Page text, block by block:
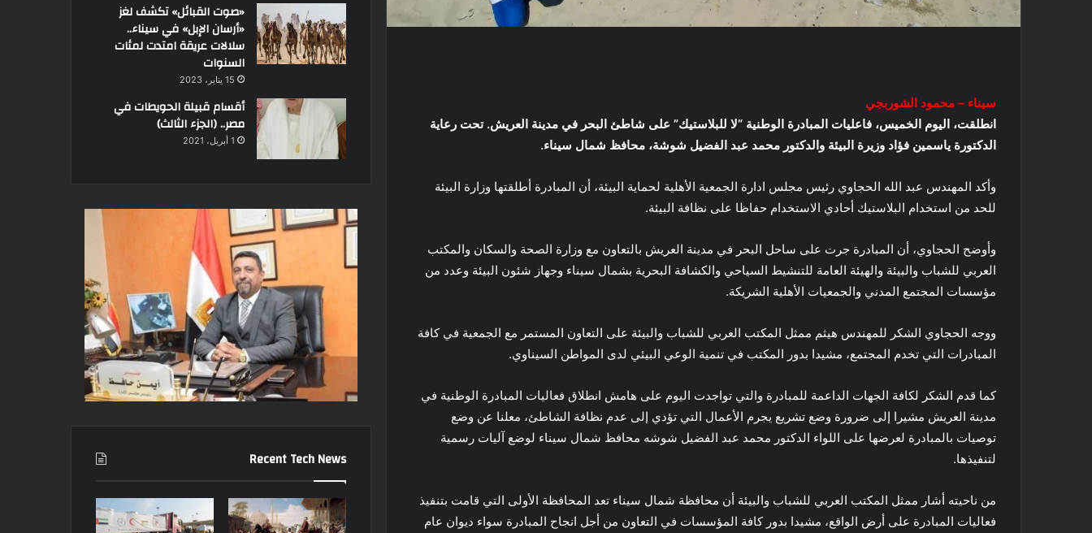
سيناء – محمود الشوربجي
انطلقت، اليوم الخميس، فاعليات المبادرة الوطنية “لا للبلاستيك” على شاطئ البحر في مدينة العريش. تحت رعاية
الدكتورة ياسمين فؤاد وزيرة البيئة والدكتور محمد عبد الفضيل شوشة، محافظ شمال سيناء.
وأكد المهندس عبد الله الحجاوي رئيس مجلس ادارة الجمعية الأهلية لحماية البيئة، أن المبادرة أطلقتها وزارة البيئة
للحد من استخدام البلاستيك أحادي الاستخدام حفاظا على نظافة البيئة.
وأوضح الحجاوي، أن المبادرة جرت على ساحل البحر في مدينة العريش بالتعاون مع وزارة الصحة والسكان والمكتب
العربي للشباب والبيئة والهيئة العامة للتنشيط السياحي والكشافة البحرية بشمال سيناء وجهاز شئون البيئة وعدد من
مؤسسات المجتمع المدني والجمعيات الأهلية الشريكة.
ووجه الحجاوي الشكر للمهندس هيثم ممثل المكتب العربي للشباب والبيئة على التعاون المستمر مع الجمعية في كافة
المبادرات التي تخدم المجتمع، مشيدا بدور المكتب في تنمية الوعي البيئي لدى المواطن السيناوي.
كما قدم الشكر لكافة الجهات الداعمة للمبادرة والتي تواجدت اليوم على هامش انطلاق فعاليات المبادرة الوطنية في
مدينة العريش مشيرا إلى ضرورة وضع تشريع يجرم الأعمال التي تؤدي إلى عدم نظافة الشاطئ، معلنا عن وضع
توصيات بالمبادرة لعرضها على اللواء الدكتور محمد عبد الفضيل شوشه محافظ شمال سيناء لوضع آليات رسمية
لتنفيذها.
من ناحيته أشار ممثل المكتب العربي للشباب والبيئة أن محافظة شمال سيناء تعد المحافظة الأولى التي قامت بتنفيذ
فعاليات المبادرة على أرض الواقع، مشيدا بدور كافة المؤسسات في التعاون من أجل انجاح المبادرة سواء ديوان عام
«صوت القبائل» تكشف لغز
«أرسان الإبل» في سيناء..
سلالات عريقة امتدت لمئات
السنوات
15 يناير، 2023
أقسام قبيلة الحويطات في
مصر.. (الجزء الثالث)
1 أبريل، 2021
Recent Tech News